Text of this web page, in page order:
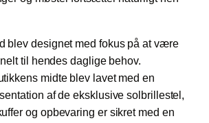
blev designet med fokus på at være
til hendes daglige behov.
midte blev lavet med en
af de eksklusive solbrillestel,
og opbevaring er sikret med en